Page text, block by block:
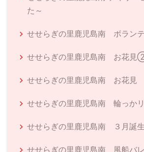
た～
せせらぎの里鹿児島南 ボラン
せせらぎの里鹿児島南 お花
せせらぎの里鹿児島南 お花見
せせらぎの里鹿児島南 輪っか
せせらぎの里鹿児島南 ３月誕
せせらぎの里鹿児島南 風船バ